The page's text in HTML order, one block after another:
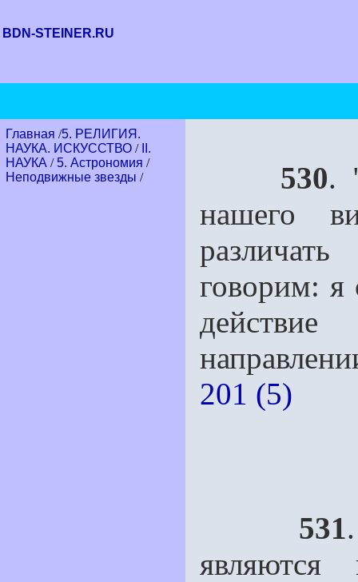
BDN-STEINER.RU
Главная /5. РЕЛИГИЯ.
НАУКА. ИСКУССТВО /
II.
НАУКА /5. Астрономия /
Неподвижные звезды / 530.
нашего
говорим: я
201 (5)
531